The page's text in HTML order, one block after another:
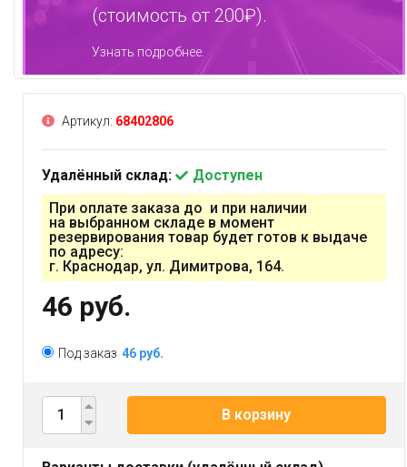
(стоимость от 200₽).
Узнать подробнее.
Артикул: 68402806
Удалённый склад:
Доступен
При оплате заказа до и при наличии
на выбранном складе в момент
резервирования товар будет готов к выдаче
по адресу:
г. Краснодар, ул. Димитрова, 164.
46 руб.
Под заказ 46 руб.
В корзину